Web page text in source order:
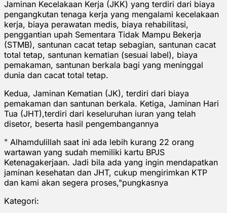
Jaminan Kecelakaan Kerja (JKK) yang terdiri dari biaya
pengangkutan tenaga kerja yang mengalami kecelakaan
kerja, biaya perawatan medis, biaya rehabilitasi,
penggantian upah Sementara Tidak Mampu Bekerja
(STMB), santunan cacat tetap sebagian, santunan cacat
total tetap, santunan kematian (sesuai label), biaya
pemakaman, santunan berkala bagi yang meninggal
dunia dan cacat total tetap.
Kedua, Jaminan Kematian (JK), terdiri dari biaya
pemakaman dan santunan berkala. Ketiga, Jaminan Hari
Tua (JHT),terdiri dari keseluruhan iuran yang telah
disetor, beserta hasil pengembangannya
" Alhamdulillah saat ini ada lebih kurang 22 orang
wartawan yang sudah memiliki kartu BPJS
Ketenagakerjaan. Jadi bila ada yang ingin mendapatkan
jaminan kesehatan dan JHT, cukup mengirimkan KTP
dan kami akan segera proses,"pungkasnya
Kategori: